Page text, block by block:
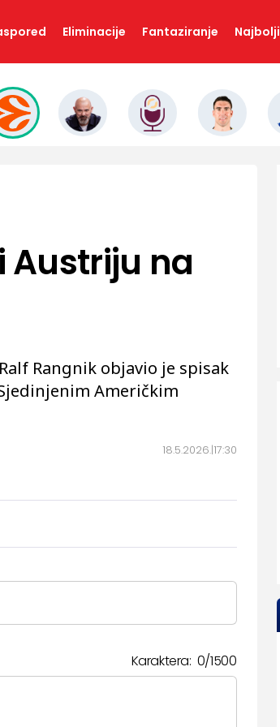
Eliminacije Fantaziranje Najbolji
18.5.2026. 17:30
na
Rangnik objavio je spisak
Američkim
Karaktera: 0/1500